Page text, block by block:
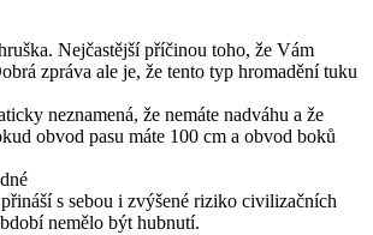
Nejčastější příčinou toho, že Vám
zpráva ale je, že tento typ hromadění tuku
neznamená, že nemáte nadváhu a že
obvod pasu máte 100 cm a obvod boků
s sebou i zvýšené riziko civilizačních
nemělo být hubnutí.